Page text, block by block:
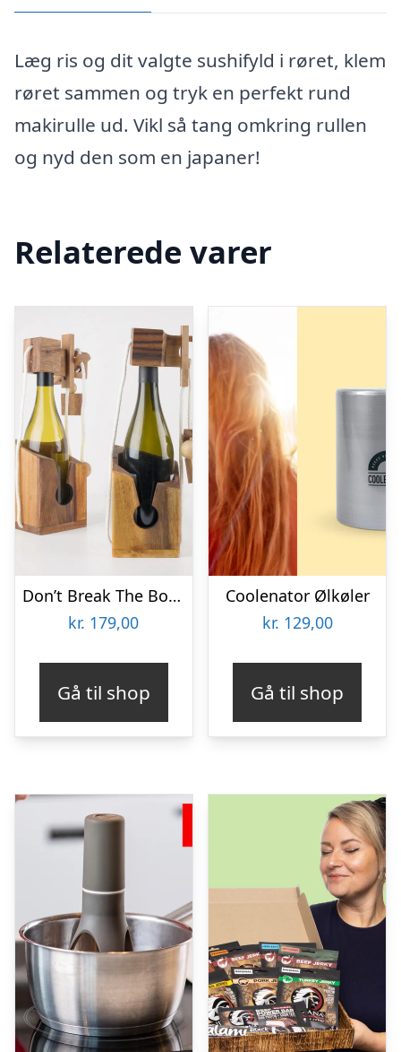
Læg ris og dit valgte sushifyld i røret, klem
røret sammen og tryk en perfekt rund
makirulle ud. Vikl så tang omkring rullen
og nyd den som en japaner!
Relaterede varer
Don’t Break The Bottle
kr. 179,00
Gå til shop
Coolenator Ølkøler
kr. 129,00
Gå til shop